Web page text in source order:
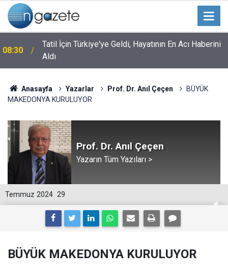
08:30
Tatil İçin Türkiye'ye Geldi, Hayatının En Acı Haberini
Aldı
Anasayfa Yazarlar Prof. Dr. Anıl Çeçen
BÜYÜK
MAKEDONYA KURULUYOR
Prof. Dr. Anıl Çeçen
Yazarın Tüm Yazıları >
29
Temmuz 2024
BÜYÜK MAKEDONYA KURULUYOR